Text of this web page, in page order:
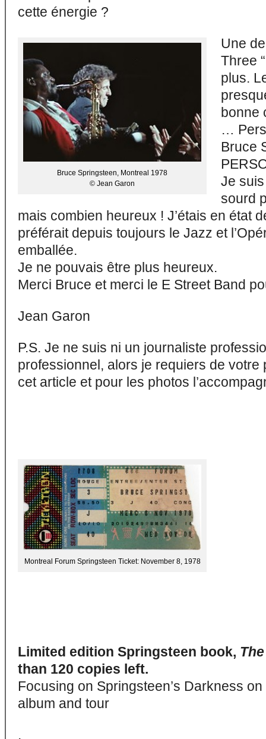
cette énergie ?
Bruce Springsteen, Montreal 1978
© Jean Garon
Une
Three
plus.
bonne
…
Bruce
Je
sourd
mais combien heureux ! J’étais en état
préférait depuis toujours le Jazz et
emballée.
Je ne pouvais être plus heureux.
Merci Bruce et merci le E Street Band
Jean Garon
P.S. Je ne suis ni un journaliste
professionnel, alors je requiers de votre
cet article et pour les photos
Montreal Forum Springsteen Ticket: November 8, 1978
Limited edition Springsteen book,
than 120 copies left.
Focusing on Springsteen’s Darkness
album and tour
.